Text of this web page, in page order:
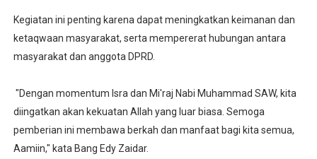
Kegiatan ini penting karena dapat meningkatkan keimanan dan
ketaqwaan masyarakat, serta mempererat hubungan antara
masyarakat dan anggota DPRD.
"Dengan momentum Isra dan Mi'raj Nabi Muhammad SAW, kita
diingatkan akan kekuatan Allah yang luar biasa. Semoga
pemberian ini membawa berkah dan manfaat bagi kita semua,
Aamiin," kata Bang Edy Zaidar.